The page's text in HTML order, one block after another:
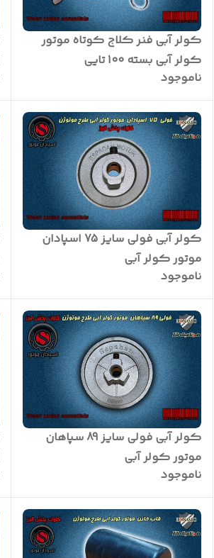
کولر آبی فنر کلاج کوتاه موتور
کولر آبی بسته 100 تایی
ناموجود
کولر آبی فولی سایز 75 اسپادان
موتور کولر آبی
ناموجود
کولر آبی فولی سایز 89 سپاهان
موتور کولر آبی
ناموجود